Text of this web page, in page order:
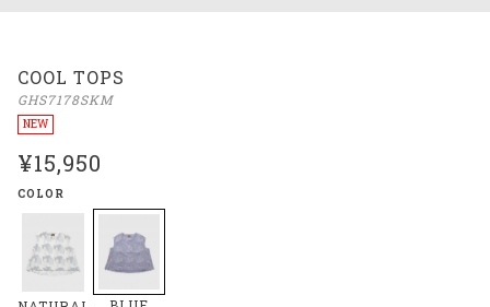
COOL TOPS
GHS7178SKM
NEW
¥15,950
COLOR